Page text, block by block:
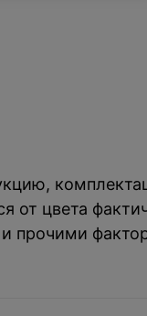
цвета
прочими